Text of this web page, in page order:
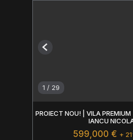
1 / 29
Previous
PROIECT NOU! | VILA
IANCU
599,000 € +